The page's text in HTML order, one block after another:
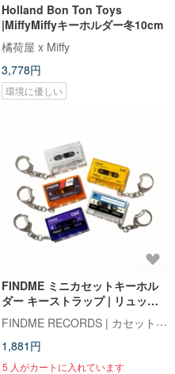
Holland Bon Ton Toys
|MiffyMiffyキーホルダー冬10cm
橘荷屋 x Miffy
3,778円
環境に優しい
FINDME ミニカセットキーホル
ダー キーストラップ | リュック
サック・財布・服飾アクセサリ
ー用チャーム
FINDME RECORDS | カセットテープ・レコードショップ
1,881円
5 人がカートに入れています